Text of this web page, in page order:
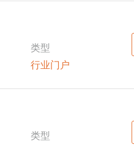
类型
行业门户
类型